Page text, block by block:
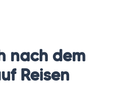
nach dem
Reisen